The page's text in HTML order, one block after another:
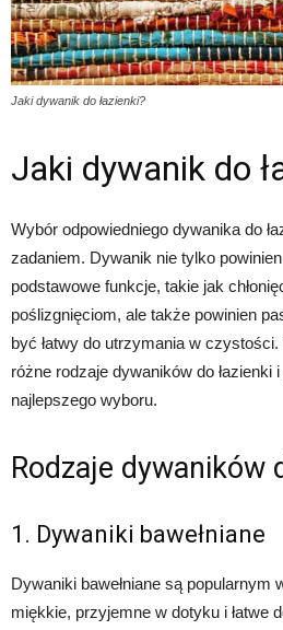
Jaki dywanik do łazienki?
Jaki dywanik do
Wybór odpowiedniego dywanika do
zadaniem. Dywanik nie tylko
podstawowe funkcje, takie jak
poślizgnięciom, ale także powinien
być łatwy do utrzymania w
różne rodzaje dywaników do łazienki
najlepszego wyboru.
Rodzaje dywaników
1. Dywaniki bawełniane
Dywaniki bawełniane są popularnym
miękkie, przyjemne w dotyku i łatwe